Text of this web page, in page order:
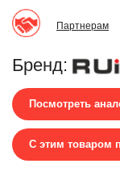
Партнерам
Бренд:
Посмотреть
С этим товаром